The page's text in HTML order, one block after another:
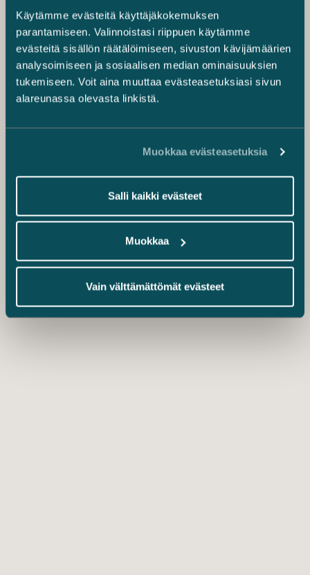
Käytämme evästeitä käyttäjäkokemuksen
parantamiseen. Valinnoistasi riippuen käytämme
evästeitä sisällön räätälöimiseen, sivuston kävijämäärien
analysoimiseen ja sosiaalisen median ominaisuuksien
tukemiseen. Voit aina muuttaa evästeasetuksiasi sivun
alareunassa olevasta linkistä.
Muokkaa evästeasetuksia
Salli kaikki evästeet
Muokkaa
Vain välttämättömät evästeet